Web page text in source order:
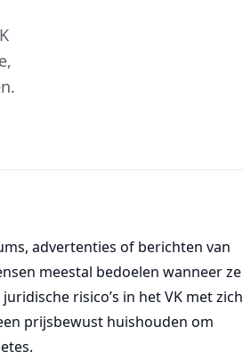
advertenties of berichten van
meestal bedoelen wanneer ze
risico’s in het VK met zich
prijsbewust huishouden om